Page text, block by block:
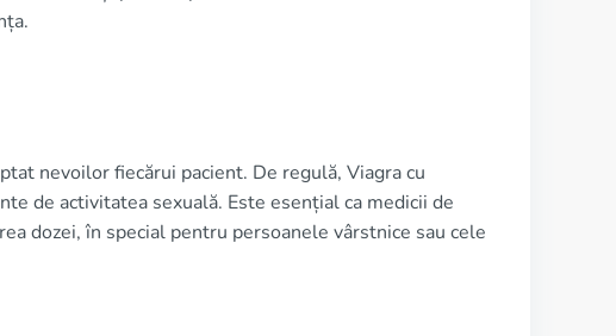
nevoilor fiecărui pacient. De regulă, Viagra cu
de activitatea sexuală. Este esențial ca medicii de
dozei, în special pentru persoanele vârstnice sau cele